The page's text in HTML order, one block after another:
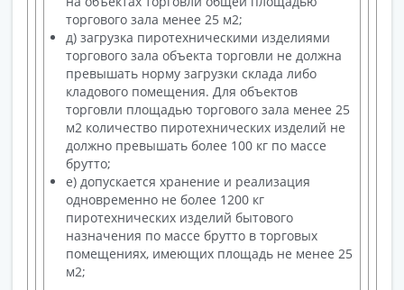
торгового зала менее 25 м2;
д) загрузка пиротехническими изделиями
торгового зала объекта торговли не должна
превышать норму загрузки склада либо
кладового помещения. Для объектов
торговли площадью торгового зала менее 25
м2 количество пиротехнических изделий не
должно превышать более 100 кг по массе
брутто;
е) допускается хранение и реализация
одновременно не более 1200 кг
пиротехнических изделий бытового
назначения по массе брутто в торговых
помещениях, имеющих площадь не менее 25
м2;